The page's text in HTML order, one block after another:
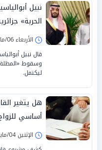
نبيل
الحربة»
تونكين»
الأربعاء 06/مايو/2026 - 02:46 م
قال نبيل
وسقوط «المظلة
ليكتمل.
هل يتغير
أساسي
الإثنين 04/مايو/2026 - 06:32 م